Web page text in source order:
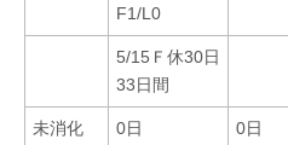
F1/L0
5/15Ｆ休30日
33日間
未消化 0日 0日